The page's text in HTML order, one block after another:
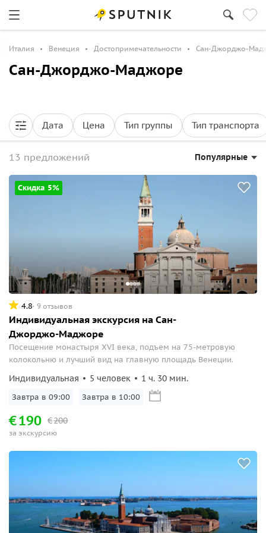
Италия Венеция Достопримечательности Сан-Джорджо-
Сан-Джорджо-Маджоре
Дата Цена Тип группы Тип транспорта
13 предложений Популярные
Скидка 5%
4.8 9 отзывов
Индивидуальная экскурсия на Сан-
Джорджо-Маджоре
Посещение монастыря XVI века, подъем на 75-метровую
колокольню и лучший вид на главную площадь Венеции.
Индивидуальная 5 человек 1 ч. 30 мин.
Завтра в 09:00 Завтра в 10:00
€200
€190
за экскурсию